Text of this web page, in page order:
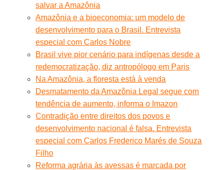
salvar a Amazônia
Amazônia e a bioeconomia: um modelo de
desenvolvimento para o Brasil. Entrevista
especial com Carlos Nobre
Brasil vive pior cenário para indígenas desde a
redemocratização, diz antropólogo em Paris
Na Amazônia, a floresta está à venda
Desmatamento da Amazônia Legal segue com
tendência de aumento, informa o Imazon
Contradição entre direitos dos povos e
desenvolvimento nacional é falsa. Entrevista
especial com Carlos Frederico Marés de Souza
Filho
Reforma agrária às avessas é marcada por